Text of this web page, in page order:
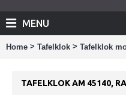
MENU
Home > Tafelklok > Tafelklok
TAFELKLOK AM 45140,